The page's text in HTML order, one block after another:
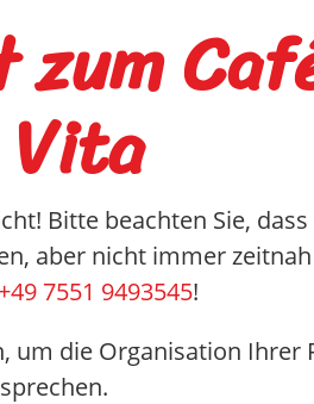
Bitte beachten Sie,
aber nicht immer
+49 7551 9493545!
um die Organisation